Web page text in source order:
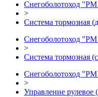
Снегоболотоход
>
Система тормозная
Снегоболотоход
>
Система тормозная
Снегоболотоход
>
Управление рулевое